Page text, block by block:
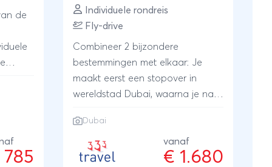
de
Individuele rondreis
Fly-drive
Combineer 2 bijzondere
bestemmingen met elkaar: Je
maakt eerst een stopover in
wereldstad Dubai, waarna je naar
de uitbundige natuur, kleurrijke
cultuur en prachtige stranden je
een heerlijke reis zullen bezorgen.
Dubai
vanaf
€ 1.680